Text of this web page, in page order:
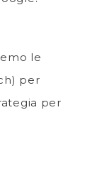
le
per
per